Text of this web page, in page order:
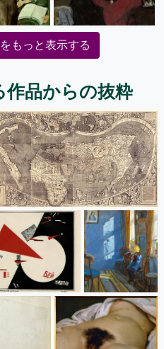
もっと表示する
作品からの抜粋